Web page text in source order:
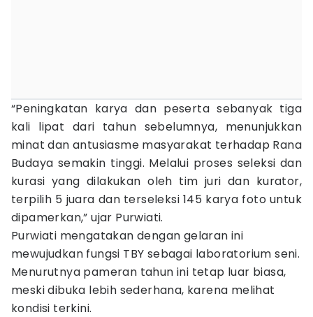
“Peningkatan karya dan peserta sebanyak tiga
kali lipat dari tahun sebelumnya, menunjukkan
minat dan antusiasme masyarakat terhadap Rana
Budaya semakin tinggi. Melalui proses seleksi dan
kurasi yang dilakukan oleh tim juri dan kurator,
terpilih 5 juara dan terseleksi 145 karya foto untuk
dipamerkan,” ujar Purwiati.
Purwiati mengatakan dengan gelaran ini
mewujudkan fungsi TBY sebagai laboratorium seni.
Menurutnya pameran tahun ini tetap luar biasa,
meski dibuka lebih sederhana, karena melihat
kondisi terkini.